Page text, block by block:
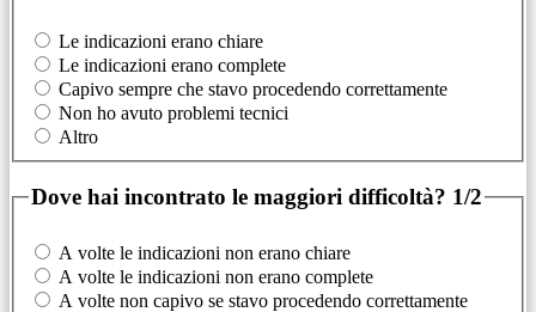
Le indicazioni erano chiare
Le indicazioni erano complete
Capivo sempre che stavo procedendo correttamente
Non ho avuto problemi tecnici
Altro
Dove hai incontrato le maggiori difficoltà? 1/2
A volte le indicazioni non erano chiare
A volte le indicazioni non erano complete
A volte non capivo se stavo procedendo correttamente